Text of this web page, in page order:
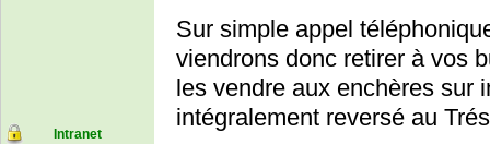
Intranet
Sur simple appel
viendrons donc retirer à vos
les vendre aux enchères sur
intégralement reversé au